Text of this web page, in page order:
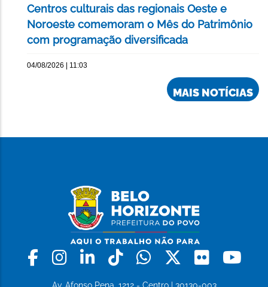
Centros culturais das regionais Oeste e
Noroeste comemoram o Mês do Patrimônio
com programação diversificada
04/08/2026 | 11:03
MAIS NOTÍCIAS
Facebook
Instagram
LinkedinTiktokWhatsapp
X Flickr